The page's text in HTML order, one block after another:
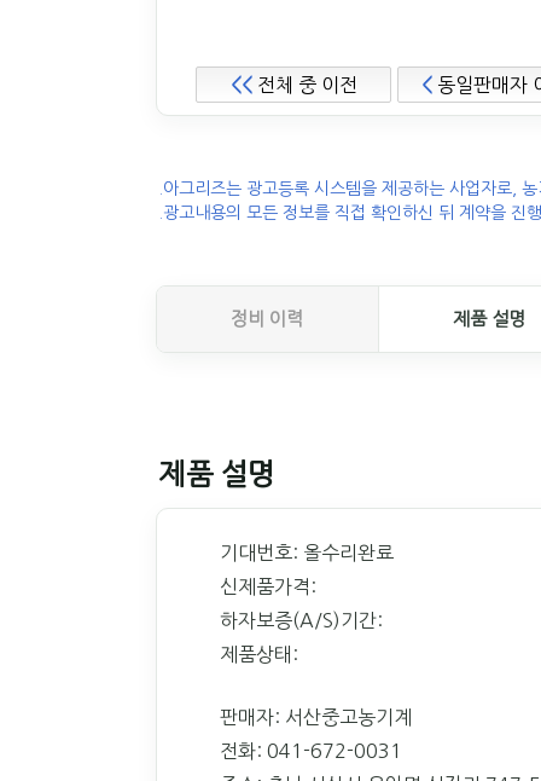
<<전체 중 이전 < 동일판매자
.아그리즈는 광고등록 시스템을 제공하는 사업자로,
.광고내용의 모든 정보를 직접 확인하신 뒤 계약을 진
정비 이력 제품 설명
제품 설명
기대번호: 올수리완료
신제품가격:
하자보증(A/S)기간:
제품상태:
판매자: 서산중고농기계
전화: 041-672-0031